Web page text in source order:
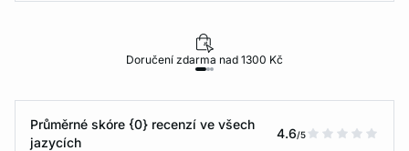
Doručení zdarma nad 1300 Kč
Průměrné skóre {0} recenzí ve všech
jazycích
4.6/5